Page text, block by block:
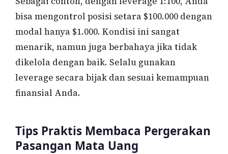
bisa mengontrol posisi setara $100.000 dengan
modal hanya $1.000. Kondisi ini sangat
menarik, namun juga berbahaya jika tidak
dikelola dengan baik. Selalu gunakan
leverage secara bijak dan sesuai kemampuan
finansial Anda.
Tips Praktis Membaca Pergerakan
Pasangan Mata Uang